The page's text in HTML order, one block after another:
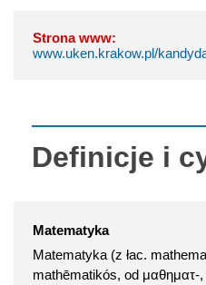
Strona www:
www.uken.krakow.pl/
Definicje i
Matematyka
Matematyka (z łac.
mathēmatikós, od μαθηματ-